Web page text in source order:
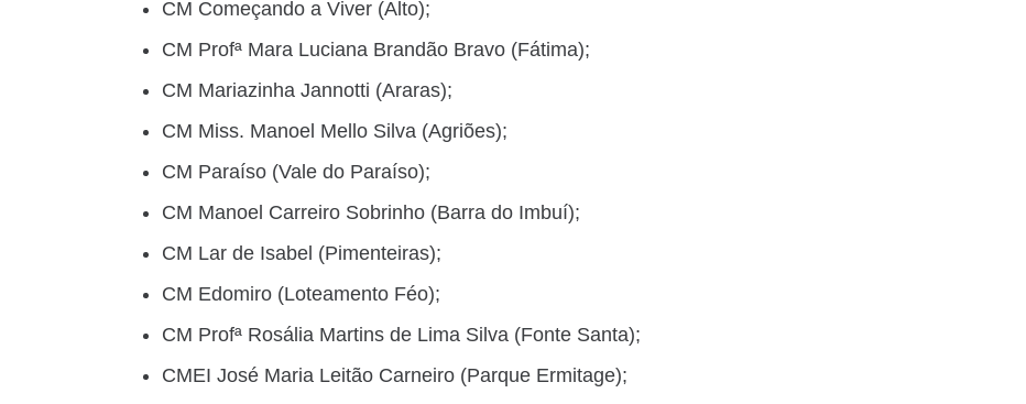
CM Começando a Viver (Alto);
CM Profª Mara Luciana Brandão Bravo (Fátima);
CM Mariazinha Jannotti (Araras);
CM Miss. Manoel Mello Silva (Agriões);
CM Paraíso (Vale do Paraíso);
CM Manoel Carreiro Sobrinho (Barra do Imbuí);
CM Lar de Isabel (Pimenteiras);
CM Edomiro (Loteamento Féo);
CM Profª Rosália Martins de Lima Silva (Fonte Santa);
CMEI José Maria Leitão Carneiro (Parque Ermitage);